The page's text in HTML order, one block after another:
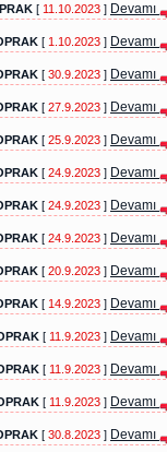
[ 11.10.2023 ] Devamı
[ 1.10.2023 ] Devamı
[ 30.9.2023 ] Devamı
[ 27.9.2023 ] Devamı
[ 25.9.2023 ] Devamı
[ 24.9.2023 ] Devamı
[ 24.9.2023 ] Devamı
[ 24.9.2023 ] Devamı
[ 20.9.2023 ] Devamı
[ 14.9.2023 ] Devamı
[ 11.9.2023 ] Devamı
[ 11.9.2023 ] Devamı
[ 11.9.2023 ] Devamı
[ 30.8.2023 ] Devamı